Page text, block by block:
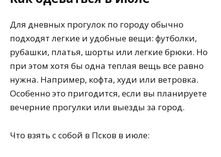
Для дневных прогулок по городу обычно
подходят легкие и удобные вещи: футболки,
рубашки, платья, шорты или легкие брюки. Но
при этом хотя бы одна теплая вещь все равно
нужна. Например, кофта, худи или ветровка.
Особенно это пригодится, если вы планируете
вечерние прогулки или выезды за город.
Что взять с собой в Псков в июле: